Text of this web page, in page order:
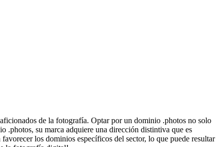
de la fotografía. Optar por un dominio .photos no solo
.photos, su marca adquiere una dirección distintiva que es
los dominios específicos del sector, lo que puede resultar